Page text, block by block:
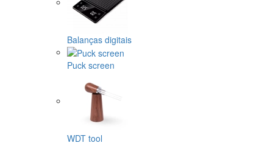
Balanças digitais
Puck screen
WDT tool